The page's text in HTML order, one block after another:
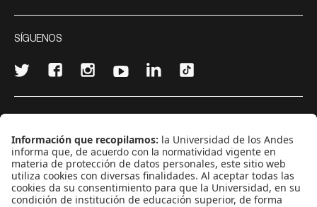
SÍGUENOS
CONTÁCTANOS
cerosetenta@uniandes.edu.co
BOGOTÁ, COLOMBIA